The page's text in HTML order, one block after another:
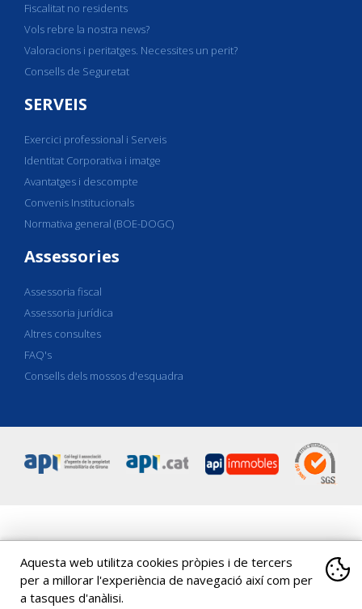
Fiscalitat no residents
Vols rebre la nostra news?
Valoracions i peritatges. Necessites un perit?
Consells de Seguretat
SERVEIS
Exercici professional i Serveis
Identitat Corporativa i imatge
Avantatges i descompte
Convenis Institucionals
Normativa general (BOE-DOGC)
Assessories
Assessoria fiscal
Assessoria jurídica
Altres consultes
FAQ's
Consells dels mossos d'esquadra
20 36 17|Tel.+34 972 20 39 78|coapi@apigirona.com
Copyright 2026 ©API Girona |Avís legal|Canal de denúncies
Política de cookies
Aquesta web utilitza cookies pròpies i de tercers
per a millorar l'experiència de navegació així com per
a tasques d'anàlisi.